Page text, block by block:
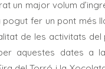
un major volum
pogut fer un pont més
de les activitats del
aquestes dates a